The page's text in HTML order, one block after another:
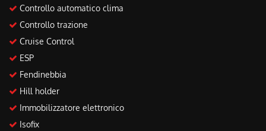
Controllo automatico clima
Controllo trazione
Cruise Control
ESP
Fendinebbia
Hill holder
Immobilizzatore elettronico
Isofix